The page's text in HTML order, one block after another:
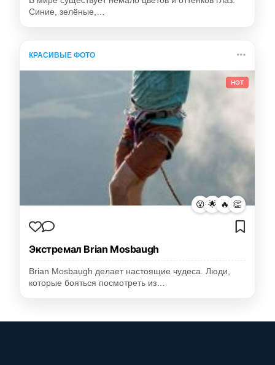
Синие, зелёные,…
КРАСИВЫЕ ФОТО
HOT
😮 🌟 🔥 👏
Экстремал Brian Mosbaugh
Brian Mosbaugh делает настоящие чудеса. Люди,
которые бояться посмотреть из…